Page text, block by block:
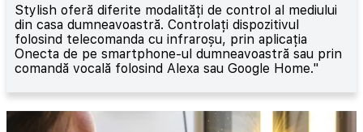
Stylish oferă diferite modalități de control al mediului
din casa dumneavoastră. Controlați dispozitivul
folosind telecomanda cu infraroșu, prin aplicația
Onecta de pe smartphone-ul dumneavoastră sau prin
comandă vocală folosind Alexa sau Google Home."